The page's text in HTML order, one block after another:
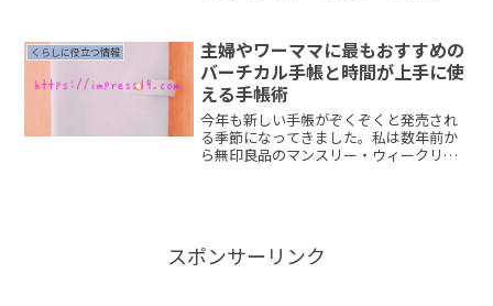
みに問い合わせをしてみよう。こちらの
会社の応募方法は電話でし...
くらしに役立つ情報
主婦やワーママに最もおすすめの
バーチカル手帳と時間が上手に使
える手帳術
今年も新しい手帳がぞくぞくと発売され
る季節になってきました。私は数年前か
ら無印良品のマンスリー・ウィークリー
スポンサーリンク